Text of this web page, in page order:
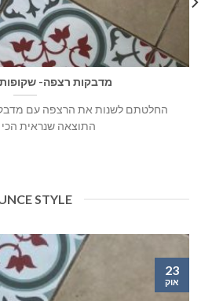
מדבקות רצפה-
החלטתם לשנות את הרצפה עם
התוצאה שנראית הכי
STYLE
23
אוק